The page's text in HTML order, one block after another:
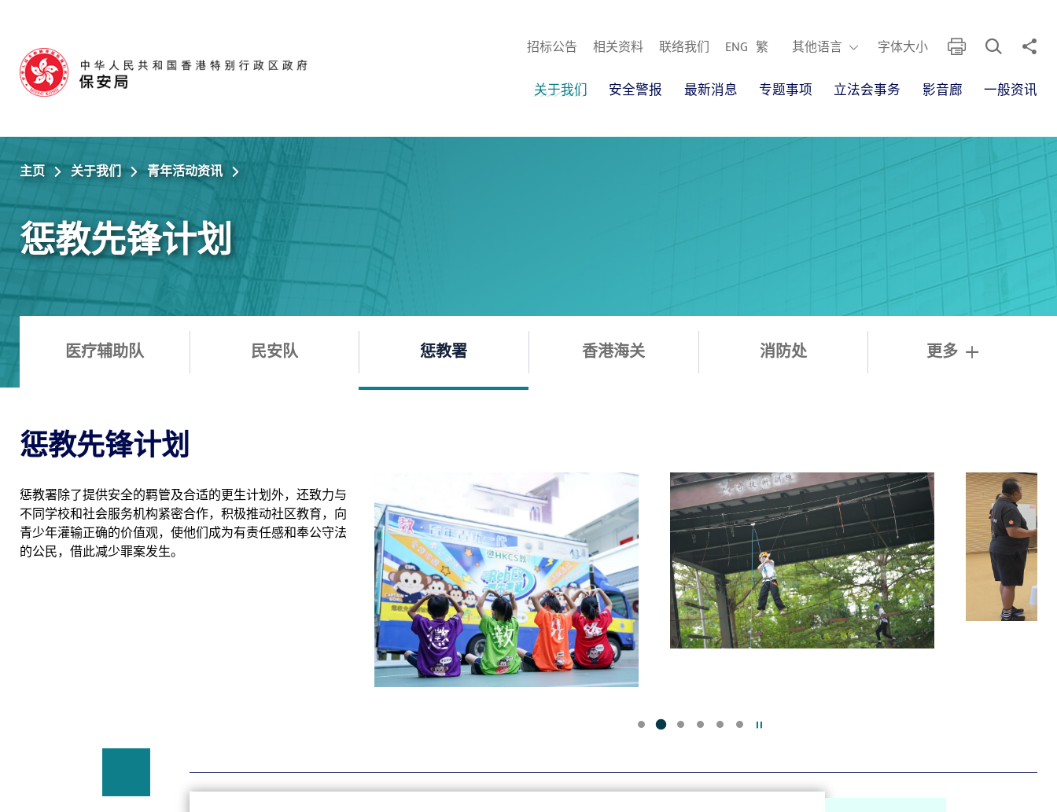
招标公告
相关资料 联络我们 ENG 繁 其他语言
其他语言 字体大小 列印 开启搜寻框
分享
关于我们 安全警报 最新消息 专题事项 立法会事务 影音廊 一般资讯
主页 关于我们 青年活动资讯
惩教先锋计划
医疗辅助队 民安队 惩教署 香港海关 消防处 更多
惩教先锋计划
惩教署除了提供安全的羁管及合适的更生计划外，还致力与
不同学校和社会服务机构紧密合作，积极推动社区教育，向
青少年灌输正确的价值观，使他们成为有责任感和奉公守法
的公民，借此减少罪案发生。